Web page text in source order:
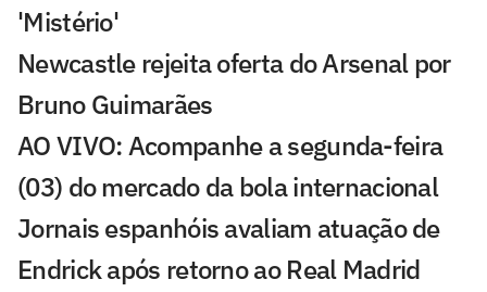
'Mistério'
Newcastle rejeita oferta do Arsenal por
Bruno Guimarães
AO VIVO: Acompanhe a segunda-feira
(03) do mercado da bola internacional
Jornais espanhóis avaliam atuação de
Endrick após retorno ao Real Madrid